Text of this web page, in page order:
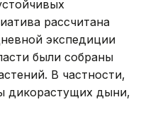
рассчитана
экспедиции
были собраны
В частности,
дикорастущих дыни,